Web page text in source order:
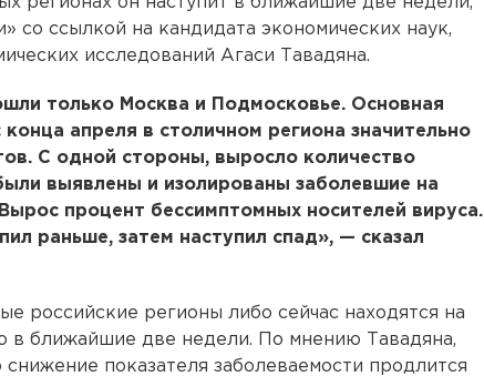
со ссылкой на кандидата экономических наук,
исследований Агаси Тавадяна.
только Москва и Подмосковье. Основная
конца апреля в столичном региона значительно
С одной стороны, выросло количество
выявлены и изолированы заболевшие на
процент бессимптомных носителей вируса.
раньше, затем наступил спад», — сказал
российские регионы либо сейчас находятся на
в ближайшие две недели. По мнению Тавадяна,
снижение показателя заболеваемости продлится